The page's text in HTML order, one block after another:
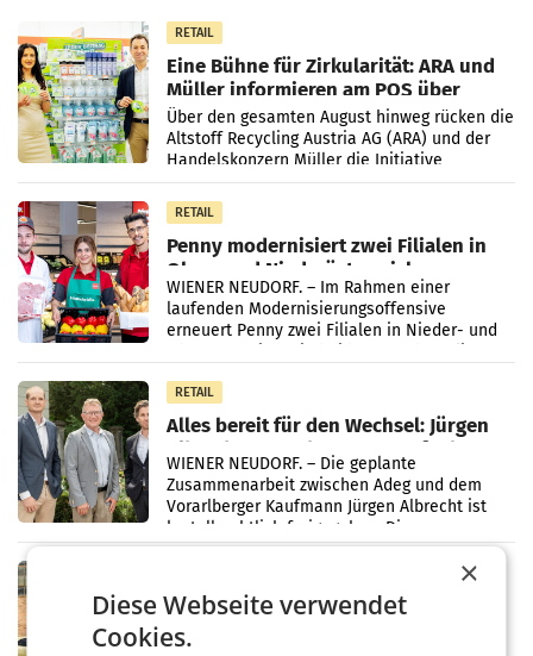
RETAIL
Eine Bühne für Zirkularität: ARA und
Müller informieren am POS über
Kreislauffähigkeit
Über den gesamten August hinweg rücken die
Altstoff Recycling Austria AG (ARA) und der
Handelskonzern Müller die Initiative
„Kreislauf-Helden“ in allen österreichischen
Müller-Filialen
RETAIL
Penny modernisiert zwei Filialen in
Ober- und Niederösterreich
WIENER NEUDORF. – Im Rahmen einer
laufenden Modernisierungsoffensive
erneuert Penny zwei Filialen in Nieder- und
RETAIL
Alles bereit für den Wechsel: Jürgen
Albrecht setzt ab 1.1.2027 auf Adeg
WIENER NEUDORF. – Die geplante
Zusammenarbeit zwischen Adeg und dem
Vorarlberger Kaufmann Jürgen Albrecht ist
kartellrechtlich freigegeben: Die
Bundeswettbewerbsbehörde und der
Rekordergebnis im Juli: Leapmotor
verdoppelt Auslieferungen und
×
Diese Webseite verwendet
Cookies.